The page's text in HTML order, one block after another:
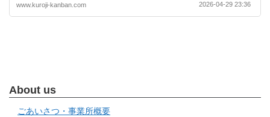
www.kuroji-kanban.com 2026-04-29 23:36
About us
ごあいさつ・事業所概要